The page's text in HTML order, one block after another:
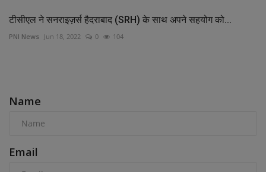
टीसीएल ने सनराइज़र्स हैदराबाद (SRH) के साथ अपने सहयोग को...
PNI News Jun 18, 2022 0 104
Name
Email